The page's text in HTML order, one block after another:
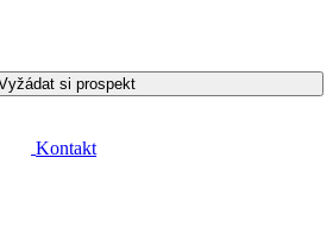
si prospekt
Kontakt